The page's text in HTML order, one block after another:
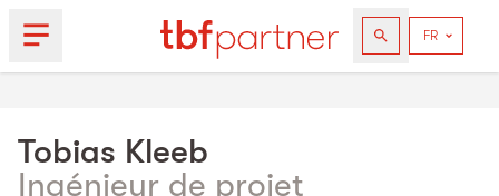
Tobias Kleeb
Ingénieur de projet